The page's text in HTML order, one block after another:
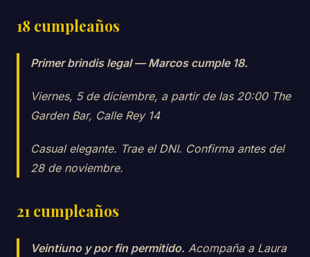
18 cumpleaños
Primer brindis legal — Marcos cumple 18.
Viernes, 5 de diciembre, a partir de las 20:00 The
Garden Bar, Calle Rey 14
Casual elegante. Trae el DNI. Confirma antes del
28 de noviembre.
21 cumpleaños
Veintiuno y por fin permitido. Acompaña a Laura